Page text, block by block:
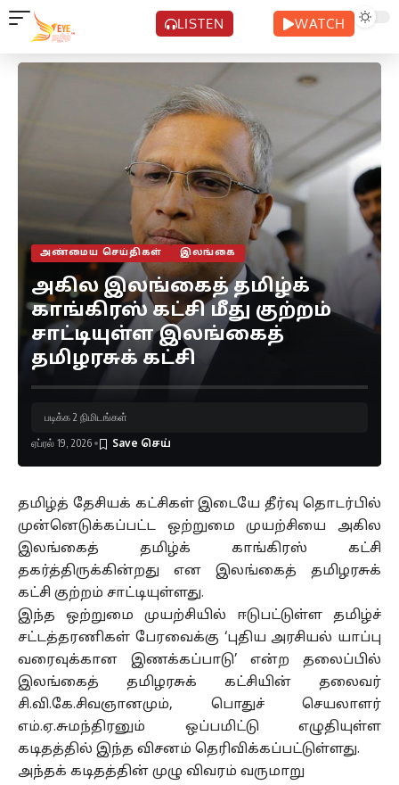
LISTEN WATCH
அண்மைய செய்திகள் இலங்கை
அகில இலங்கைத் தமிழ்க்
காங்கிரஸ் கட்சி மீது குற்றம்
சாட்டியுள்ள இலங்கைத்
தமிழரசுக் கட்சி
ஏப்ரல் 19, 2026
படிக்க 2 நிமிடங்கள்
தமிழ்த் தேசியக் கட்சிகள் இடையே தீர்வு தொடர்பில்
முன்னெடுக்கப்பட்ட ஒற்றுமை முயற்சியை அகில
இலங்கைத் தமிழ்க் காங்கிரஸ் கட்சி
தகர்த்திருக்கின்றது என இலங்கைத் தமிழரசுக்
கட்சி குற்றம் சாட்டியுள்ளது.
இந்த ஒற்றுமை முயற்சியில் ஈடுபட்டுள்ள தமிழ்ச்
சட்டத்தரணிகள் பேரவைக்கு ‘புதிய அரசியல் யாப்பு
வரைவுக்கான இணக்கப்பாடு’ என்ற தலைப்பில்
இலங்கைத் தமிழரசுக் கட்சியின் தலைவர்
சி.வி.கே.சிவஞானமும், பொதுச் செயலாளர்
எம்.ஏ.சுமந்திரனும் ஒப்பமிட்டு எழுதியுள்ள
கடிதத்தில் இந்த விசனம் தெரிவிக்கப்பட்டுள்ளது.
அந்தக் கடிதத்தின் முழு விவரம் வருமாறு